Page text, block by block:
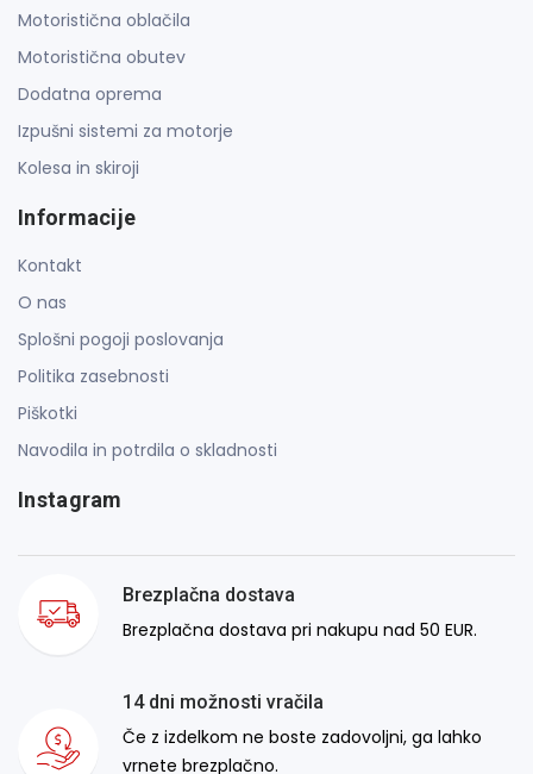
Motoristična oblačila
Motoristična obutev
Dodatna oprema
Izpušni sistemi za motorje
Kolesa in skiroji
Informacije
Kontakt
O nas
Splošni pogoji poslovanja
Politika zasebnosti
Piškotki
Navodila in potrdila o skladnosti
Instagram
Brezplačna dostava
Brezplačna dostava pri nakupu nad 50 EUR.
14 dni možnosti vračila
Če z izdelkom ne boste zadovoljni, ga lahko
vrnete brezplačno.